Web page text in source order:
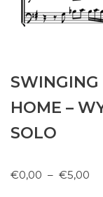
SWINGING
HOME –
SOLO
€0,00 – €5,00